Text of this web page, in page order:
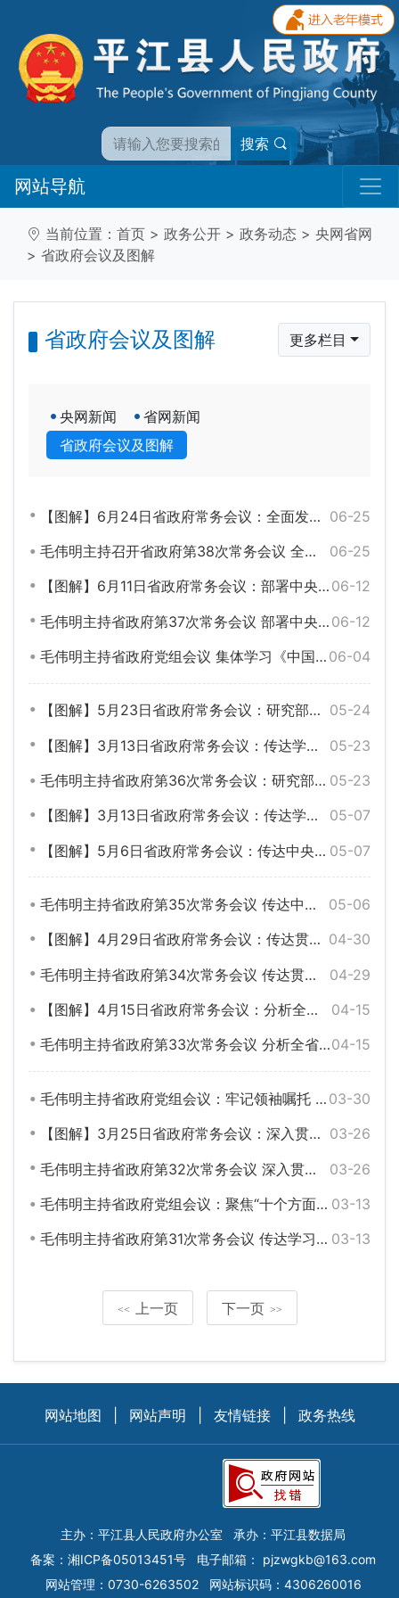
搜索
网站导航
当前位置： 首页 > 政务公开 > 政务动态 > 央网省网
> 省政府会议及图解
省政府会议及图解 更多栏目
央网新闻
省网新闻
省政府会议及图解
06-25
【图解】6月24日省政府常务会议：全面发动各级各层防汛救灾力量
06-25
毛伟明主持召开省政府第38次常务会议 全面发动各级各层防汛救灾力量
06-12
【图解】6月11日省政府常务会议：部署中央环保督察交办问题整改等工作
06-12
毛伟明主持省政府第37次常务会议 部署中央环保督察交办问题整改等工作
06-04
毛伟明主持省政府党组会议 集体学习《中国共产党纪律处分条例》
05-24
【图解】5月23日省政府常务会议：研究部署加快“两重”建设、大抓落实工作激励等
05-23
【图解】3月13日省政府常务会议：传达学习全国两会精神 研究部署重点项目建设等工作
05-23
毛伟明主持省政府第36次常务会议：研究部署加快“两重”建设、大抓落实工作激励等
05-07
【图解】3月13日省政府常务会议：传达学习全国两会精神 研究部署重点项目建设等工作
05-07
【图解】5月6日省政府常务会议：传达中央政治局会议精神 部署安全生产等工作
05-06
毛伟明主持省政府第35次常务会议 传达中央政治局会议精神 部署安全生产等工作
04-30
【图解】4月29日省政府常务会议：传达贯彻省委十二届六次全会精神等
04-29
毛伟明主持省政府第34次常务会议 传达贯彻省委十二届六次全会精神等
04-15
【图解】4月15日省政府常务会议：分析全省一季度经济形势 部署二季度工作等
04-15
毛伟明主持省政府第33次常务会议 分析全省一季度经济形势 部署二季度工作等
03-30
毛伟明主持省政府党组会议：牢记领袖嘱托 感恩担当奋进 奋力谱写中国式现代化湖南篇章
03-26
【图解】3月25日省政府常务会议：深入贯彻习近平总书记在湖南考察时的重要讲话和指示精神
03-26
毛伟明主持省政府第32次常务会议 深入贯彻习近平总书记在湖南考察时的重要讲话和指示精神
03-13
毛伟明主持省政府党组会议：聚焦“十个方面”解难题抓落实 推动高质量发展上水平上台阶
03-13
毛伟明主持省政府第31次常务会议 传达学习全国两会精神 研究部署重点项目建设等工作
<< 上一页 下一页 >>
网站地图 网站声明 友情链接 政务热线
主办：平江县人民政府办公室
承办：平江县数据局
备案： 湘ICP备05013451号 电子邮箱： pjzwgkb@163.com
网站管理：0730-6263502
网站标识码：4306260016